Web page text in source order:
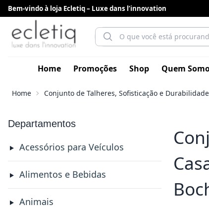
Bem-vindo à loja Ecletiq – Luxe dans l’innovation
Home Promoções Shop Quem
Home Conjunto de Talheres, Sofisticação e
Departamentos
Acessórios para Veículos
Alimentos e Bebidas
Animais